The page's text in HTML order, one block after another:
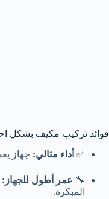
فوائد تركيب مكيف بشكل
✅ أداء مثالي: جهاز
🔧 عمر أطول للجهاز:
المبكرة.